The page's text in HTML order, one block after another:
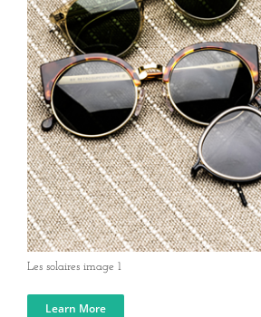
Les solaires image 1
Learn More